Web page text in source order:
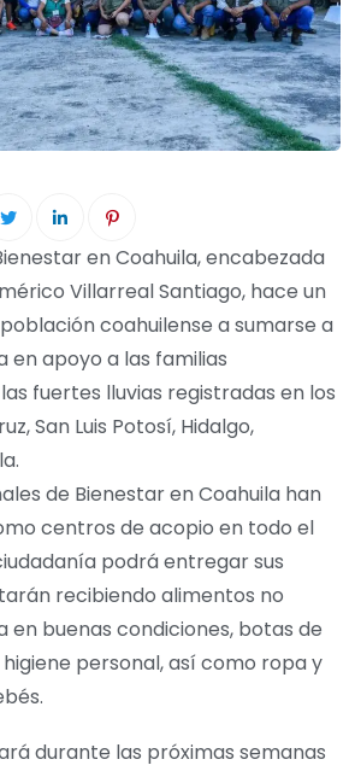
en Coahuila, encabezada
Villarreal Santiago, hace un
coahuilense a sumarse a
en apoyo a las familias
fuertes lluvias registradas en los
San Luis Potosí, Hidalgo,
de Bienestar en Coahuila han
centros de acopio en todo el
podrá entregar sus
recibiendo alimentos no
en buenas condiciones, botas de
personal, así como ropa y
durante las próximas semanas